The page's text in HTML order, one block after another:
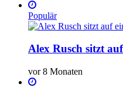
Populär
Alex Rusch sitzt
vor 8 Monaten